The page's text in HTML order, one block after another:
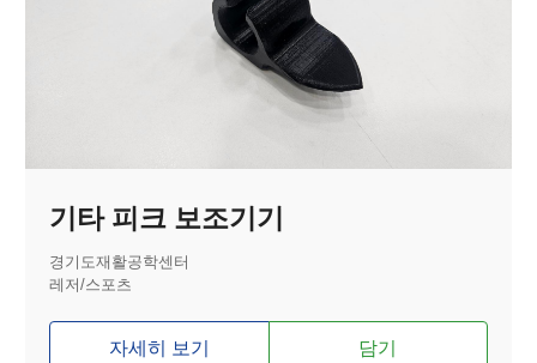
기타 피크 보조기기
경기도재활공학센터
레저/스포츠
자세히 보기 담기